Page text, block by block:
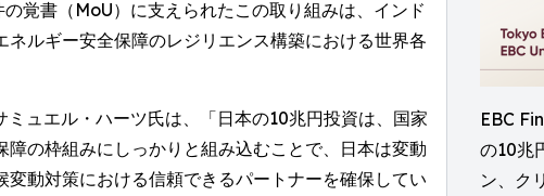
EBC
の10兆
ン、ク
覚書（MoU）に支えられたこの取り組みは、インド
ルギー安全保障のレジリエンス構築における世界各
ュエル・ハーツ氏は、「日本の10兆円投資は、国家
の枠組みにしっかりと組み込むことで、日本は変動
動対策における信頼できるパートナーを確保してい